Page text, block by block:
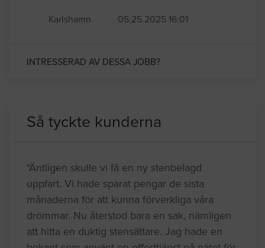
Karlshamn 05.25.2025 16:01
INTRESSERAD AV DESSA JOBB?
Så tyckte kunderna
"Äntligen skulle vi få en ny stenbelagd
uppfart. Vi hade sparat pengar de sista
månaderna för att kunna förverkliga våra
drömmar. Nu återstod bara en sak, nämligen
att hitta en duktig stensättare. Jag hade en